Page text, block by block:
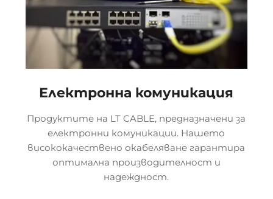
Електронна комуникация
Продуктите на LT CABLE, предназначени за
електронни комуникации. Нашето
висококачествено окабеляване гарантира
оптимална производителност и
надеждност.